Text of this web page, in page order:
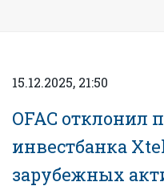
15.12.2025, 21:50
OFAC отклонил
инвестбанка
зарубежных